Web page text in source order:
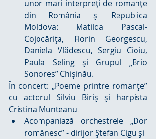
unor mari interpreţi de romanţe
din România şi Republica
Moldova: Matilda Pascal-
Cojocăriţa, Florin Georgescu,
Daniela Vlădescu, Sergiu Cioiu,
Paula Seling şi Grupul „Brio
Sonores” Chişinău.
În concert: „Poeme printre romanţe”
cu actorul Silviu Biriş şi harpista
Cristina Munteanu.
Acompaniază orchestrele „Dor
românesc” - dirijor Ștefan Cigu şi